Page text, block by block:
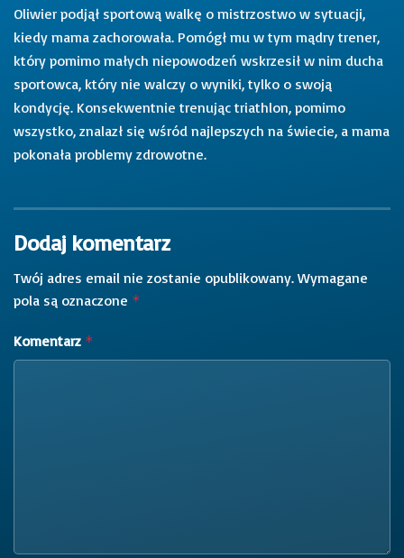
Oliwier podjął sportową walkę o mistrzostwo w sytuacji,
kiedy mama zachorowała. Pomógł mu w tym mądry trener,
który pomimo małych niepowodzeń wskrzesił w nim ducha
sportowca, który nie walczy o wyniki, tylko o swoją
kondycję. Konsekwentnie trenując triathlon, pomimo
wszystko, znalazł się wśród najlepszych na świecie, a mama
pokonała problemy zdrowotne.
Dodaj komentarz
Twój adres email nie zostanie opublikowany. Wymagane
pola są oznaczone *
Komentarz *